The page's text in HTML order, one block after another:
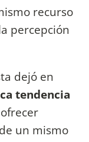
recurso
percepción
dejó en
tendencia
un mismo